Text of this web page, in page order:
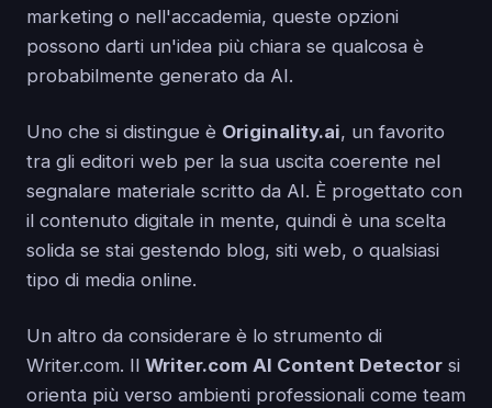
marketing o nell'accademia, queste opzioni
possono darti un'idea più chiara se qualcosa è
probabilmente generato da AI.
Uno che si distingue è Originality.ai, un favorito
tra gli editori web per la sua uscita coerente nel
segnalare materiale scritto da AI. È progettato con
il contenuto digitale in mente, quindi è una scelta
solida se stai gestendo blog, siti web, o qualsiasi
tipo di media online.
Un altro da considerare è lo strumento di
Writer.com. Il Writer.com AI Content Detector si
orienta più verso ambienti professionali come team